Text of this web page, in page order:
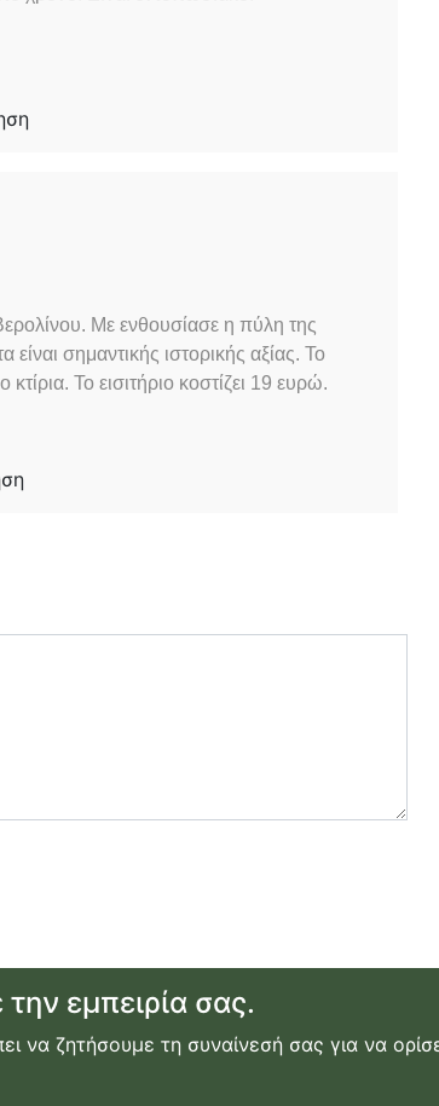
Με ενθουσίασε η πύλη της
σημαντικής ιστορικής αξίας. Το
Το εισιτήριο κοστίζει 19 ευρώ.
| ακτοπλοϊκά εισιτήρια|εγγραφή ή
εμπειρία σας.
να ζητήσουμε τη συναίνεσή σας για να